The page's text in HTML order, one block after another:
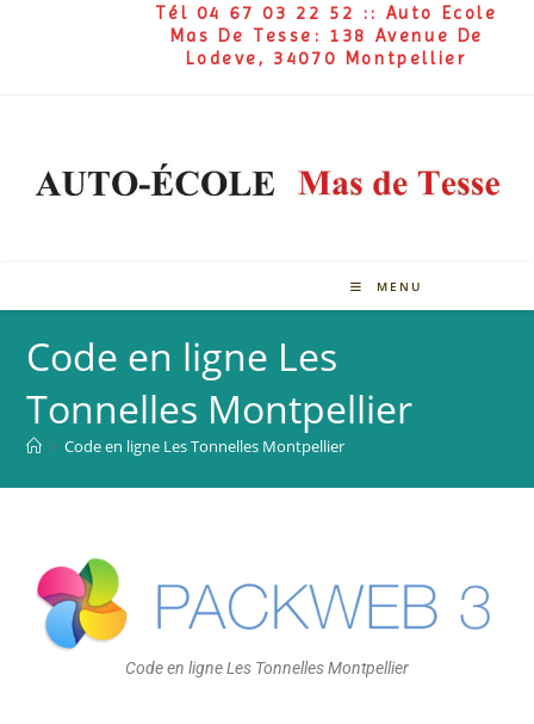
Tél 04 67 03 22 52 :: Auto Ecole
Mas De Tesse: 138 Avenue De
Lodeve, 34070 Montpellier
MENU
Code en ligne Les
Tonnelles Montpellier
> Code en ligne Les Tonnelles Montpellier
Code en ligne Les Tonnelles Montpellier